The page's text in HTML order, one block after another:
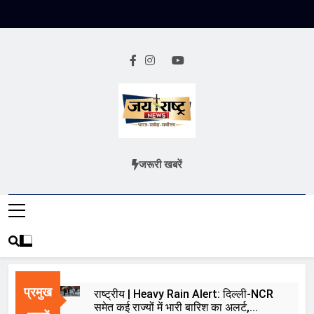
Jai Rashtra
हिंदी समाचार
जरूरी खबरें
प्रमुख
राष्ट्रीय | Heavy Rain Alert: दिल्ली-NCR
समेत कई राज्यों में भारी बारिश का अलर्ट,